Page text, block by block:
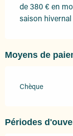
Du 30 août
de 380 € en
saison hivernal
Moyens de
Chèque
Périodes